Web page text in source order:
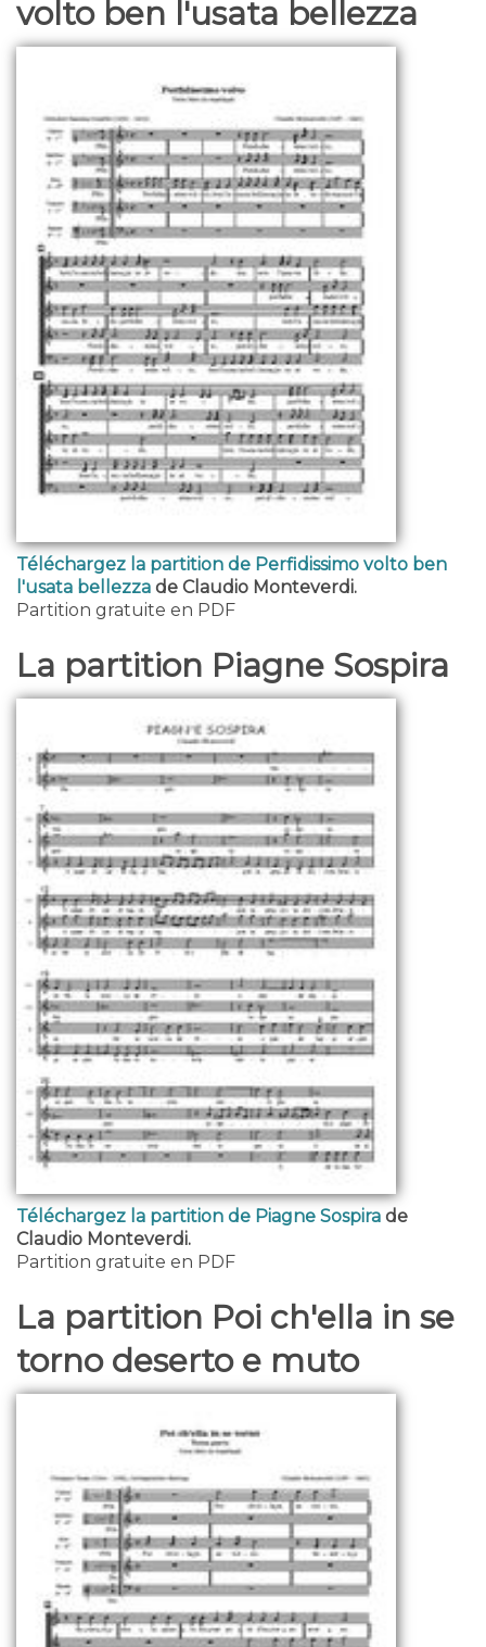
volto ben l'usata bellezza
Téléchargez la partition de Perfidissimo volto ben
l'usata bellezza de Claudio Monteverdi.
Partition gratuite en PDF
La partition Piagne Sospira
Téléchargez la partition de Piagne Sospira de
Claudio Monteverdi.
Partition gratuite en PDF
La partition Poi ch'ella in se
torno deserto e muto